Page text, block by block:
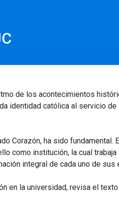
de los acontecimientos
identidad católica al servicio de
Corazón, ha sido fundamental.
como institución, la cual trabaja
integral de cada uno de sus
en la universidad, revisa el